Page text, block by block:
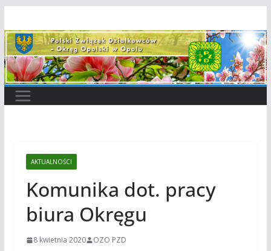
do
treści
AKTUALNOŚCI
Komunika dot. pracy
biura Okręgu
8 kwietnia 2020 OZO PZD